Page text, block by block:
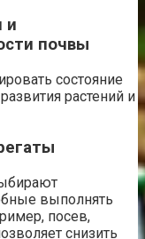
и
почвы
состояние
растений и
выполнять
посев,
снизить